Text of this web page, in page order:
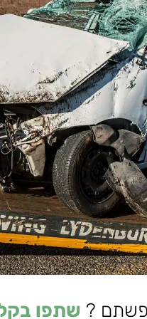
? שתפו